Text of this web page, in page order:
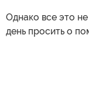
Однако все это
день просить о